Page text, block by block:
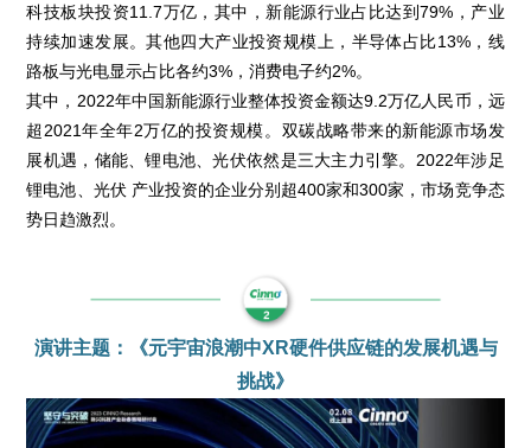
科技板块投资11.7万亿，其中，新能源行业占比达到79%，产业
持续加速发展。其他四大产业投资规模上，半导体占比13%，线
路板与光电显示占比各约3%，消费电子约2%。
其中，2022年中国新能源行业整体投资金额达9.2万亿人民币，远
超2021年全年2万亿的投资规模。双碳战略带来的新能源市场发
展机遇，储能、锂电池、光伏依然是三大主力引擎。2022年涉足
锂电池、光伏 产业投资的企业分别超400家和300家，市场竞争态
势日趋激烈。
演讲主题：《元宇宙浪潮中XR硬件供应链的发展机遇与
挑战》